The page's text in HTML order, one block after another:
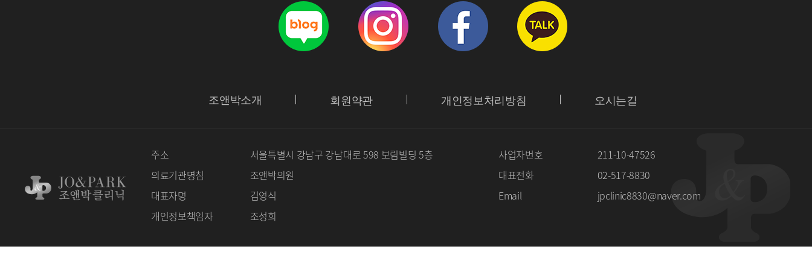
조앤박소개 회원약관 개인정보처리방침 오시는길
주소 서울특별시 강남구 강남대로 598 보림빌딩 5층 사업자번호
211-10-47526
의료기관명침
조앤박의원 대표전화
02-517-8830
대표자명
김영식 Email
jpclinic8830@naver.com
개인정보책임자
조성희